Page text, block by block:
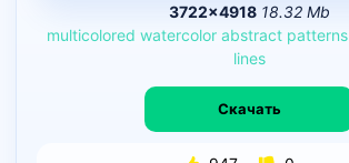
3722×4918 18.32 Mb
multicolored watercolor abstract patterns
lines
Скачать